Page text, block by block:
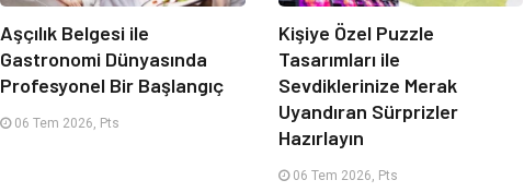
Aşçılık Belgesi ile
Gastronomi Dünyasında
Profesyonel Bir Başlangıç
06 Tem 2026, Pts
Kişiye Özel Puzzle
Tasarımları ile
Sevdiklerinize Merak
Uyandıran Sürprizler
Hazırlayın
06 Tem 2026, Pts